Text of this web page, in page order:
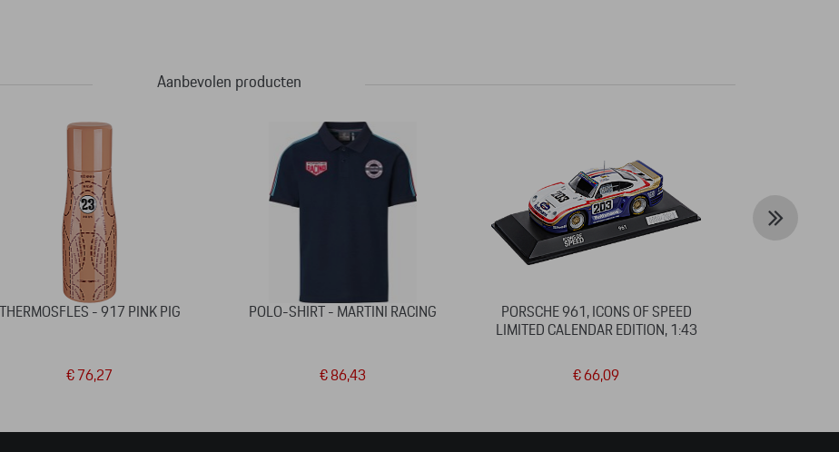
Aanbevolen producten
THERMOSFLES - 917 PINK PIG
€ 76,27
POLO-SHIRT - MARTINI RACING
€ 86,43
PORSCHE 961, ICONS OF SPEED
LIMITED CALENDAR EDITION, 1:43
€ 66,09